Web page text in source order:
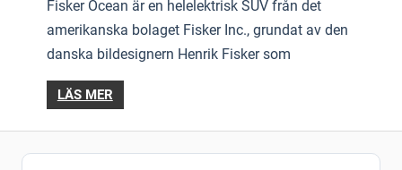
Fisker Ocean är en helelektrisk SUV från det
amerikanska bolaget Fisker Inc., grundat av den
danska bildesignern Henrik Fisker som
LÄS MER